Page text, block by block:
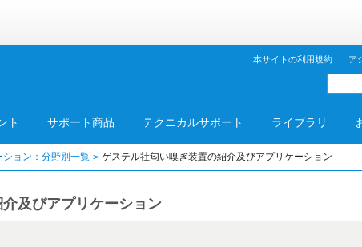
本サイトの利用規約 ア
ト サポート商品 テクニカルサポート ライブラリ
ション：分野別一覧 ゲステル社匂い嗅ぎ装置の紹介及びアプリケーション
及びアプリケーション